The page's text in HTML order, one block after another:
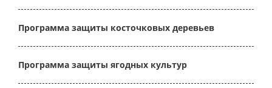
Программа защиты косточковых деревьев
Программа защиты ягодных культур